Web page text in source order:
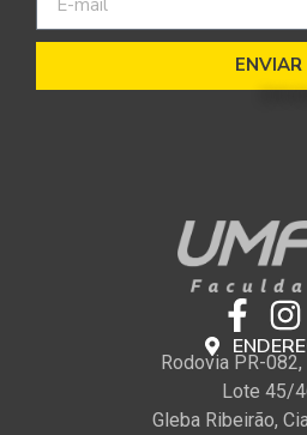
ENVIAR
Rodovia PR-
Lote 45/
Gleba Ribeirão,